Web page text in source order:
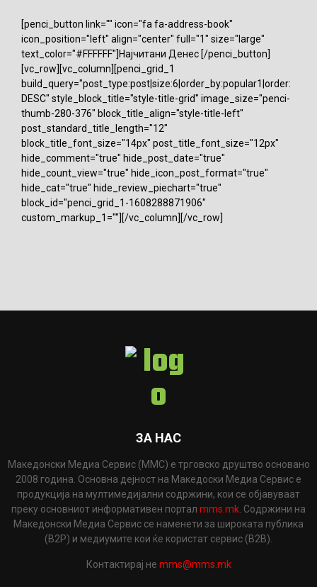
[penci_button link="" icon="fa fa-address-book"
icon_position="left" align="center" full="1" size="large"
text_color="#FFFFFF"]Најчитани Денес [/penci_button]
[vc_row][vc_column][penci_grid_1
build_query="post_type:post|size:6|order_by:popular1|order:
DESC" style_block_title="style-title-grid" image_size="penci-
thumb-280-376" block_title_align="style-title-left"
post_standard_title_length="12"
block_title_font_size="14px" post_title_font_size="12px"
hide_comment="true" hide_post_date="true"
hide_count_view="true" hide_icon_post_format="true"
hide_cat="true" hide_review_piechart="true"
block_id="penci_grid_1-1608288871906"
custom_markup_1=""][/vc_column][/vc_row]
ЗА НАС
Македонски Медиа Сервис (ММС) е трговско друштво основано
2008 година. Основна дејност на Македоски Медиа Сервис е
продукција на мултимедијални содржини, кои се објавуваат
преку основниот информативен портал mms.mk . Содржини на
Македонски Медиа Сервис се наменети за широката публика
(B2P) и медиумите кои ќе користат сервис (B2B).
Контактирај не mms@mms.mk